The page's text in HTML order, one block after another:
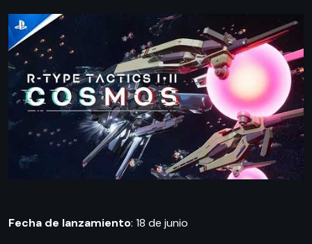
Fecha de lanzamiento: 18 de junio